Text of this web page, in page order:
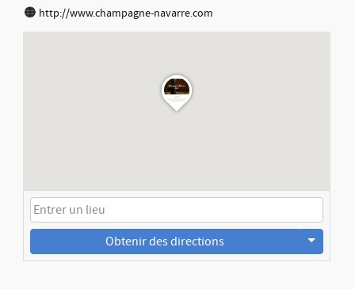
http://www.champagne-navarre.com
Obtenir des directions